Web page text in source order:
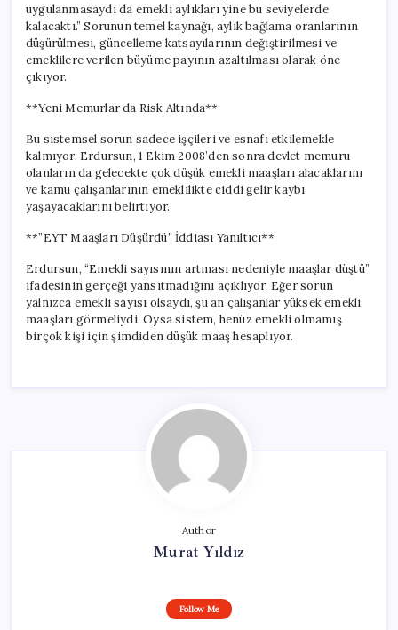
uygulanmasaydı da emekli aylıkları yine bu seviyelerde
kalacaktı.” Sorunun temel kaynağı, aylık bağlama oranlarının
düşürülmesi, güncelleme katsayılarının değiştirilmesi ve
emeklilere verilen büyüme payının azaltılması olarak öne
çıkıyor.
**Yeni Memurlar da Risk Altında**
Bu sistemsel sorun sadece işçileri ve esnafı etkilemekle
kalmıyor. Erdursun, 1 Ekim 2008’den sonra devlet memuru
olanların da gelecekte çok düşük emekli maaşları alacaklarını
ve kamu çalışanlarının emeklilikte ciddi gelir kaybı
yaşayacaklarını belirtiyor.
**”EYT Maaşları Düşürdü” İddiası Yanıltıcı**
Erdursun, “Emekli sayısının artması nedeniyle maaşlar düştü”
ifadesinin gerçeği yansıtmadığını açıklıyor. Eğer sorun
yalnızca emekli sayısı olsaydı, şu an çalışanlar yüksek emekli
maaşları görmeliydi. Oysa sistem, henüz emekli olmamış
birçok kişi için şimdiden düşük maaş hesaplıyor.
Author
Murat Yıldız
Follow Me